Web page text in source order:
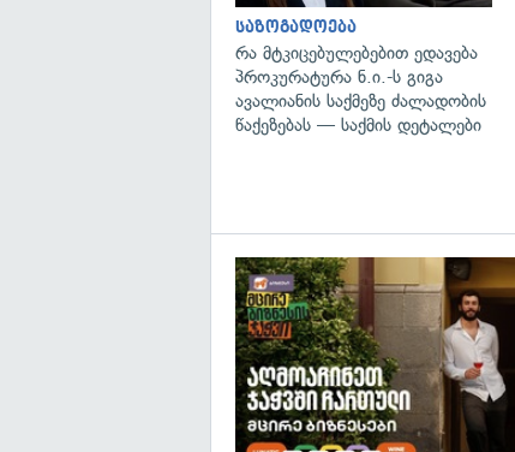
საზოგადოება
რა მტკიცებულებებით ედავება
პროკურატურა ნ.ი.-ს გიგა
ავალიანის საქმეზე ძალადობის
წაქეზებას — საქმის დეტალები